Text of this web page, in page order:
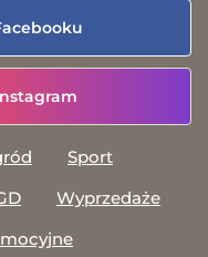
Sport
Wyprzedaże